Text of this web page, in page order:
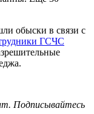
обыски в связи с
ГСЧС
Подписывайтесь